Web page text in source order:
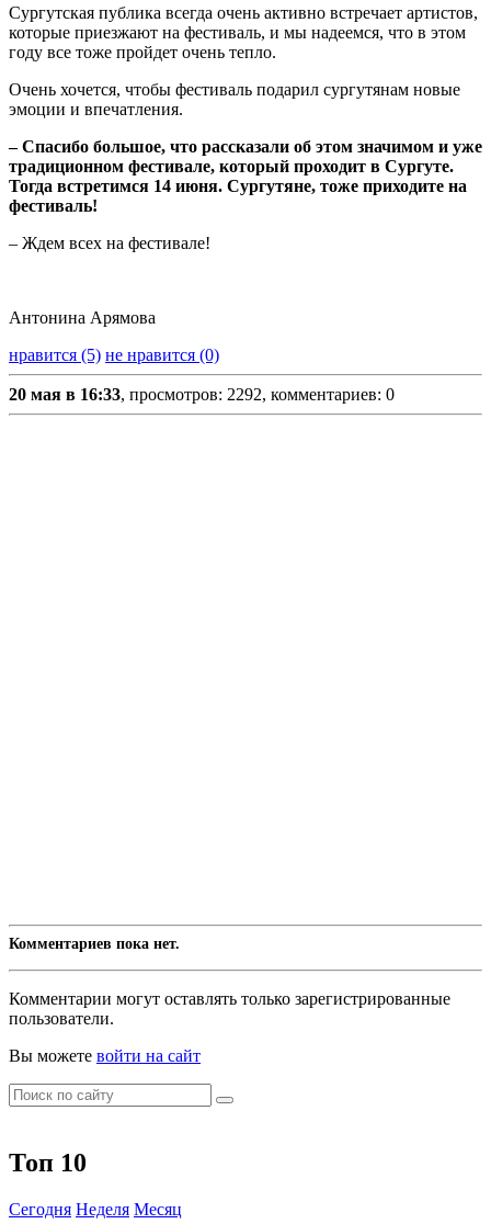
Сургутская публика всегда очень активно встречает артистов,
которые приезжают на фестиваль, и мы надеемся, что в этом
году все тоже пройдет очень тепло.
Очень хочется, чтобы фестиваль подарил сургутянам новые
эмоции и впечатления.
‒ Спасибо большое, что рассказали об этом значимом и уже
традиционном фестивале, который проходит в Сургуте.
Тогда встретимся 14 июня. Сургутяне, тоже приходите на
фестиваль!
‒ Ждем всех на фестивале!
Антонина Арямова
нравится (5) не нравится (0)
20 мая в 16:33, просмотров: 2292, комментариев: 0
Комментариев пока нет.
Комментарии могут оставлять только зарегистрированные
пользователи.
Вы можете войти на сайт
Топ 10
Сегодня Неделя Месяц